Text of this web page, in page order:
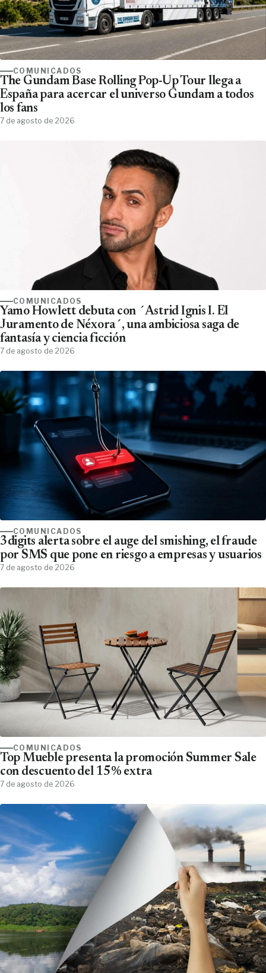
COMUNICADOS
The Gundam Base Rolling Pop-Up Tour llega a
España para acercar el universo Gundam a todos
los fans
7 de agosto de 2026
COMUNICADOS
Yamo Howlett debuta con ´Astrid Ignis I. El
Juramento de Néxora´, una ambiciosa saga de
fantasía y ciencia ficción
7 de agosto de 2026
COMUNICADOS
3digits alerta sobre el auge del smishing, el fraude
por SMS que pone en riesgo a empresas y usuarios
7 de agosto de 2026
COMUNICADOS
Top Mueble presenta la promoción Summer Sale
con descuento del 15% extra
7 de agosto de 2026